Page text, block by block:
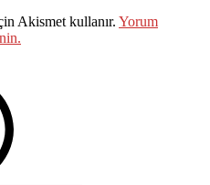
Akismet kullanır. Yorum